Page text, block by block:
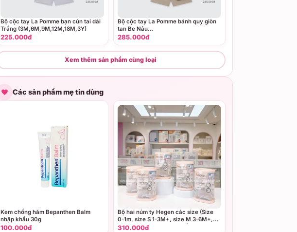
Bộ cộc tay La Pomme bạn cún tai dài
Trắng (3M,6M,9M,12M,18M,3Y)
225.000đ
Bộ cộc tay La Pomme bánh quy giòn
tan Be Nâu
(6M,9M,12M,18M,3Y,4Y,5Y)
285.000đ
Xem thêm sản phẩm cùng loại
Các sản phẩm mẹ tin dùng
Kem chống hăm Bepanthen Balm
nhập khẩu 30g
100.000đ
Bộ hai núm ty Hegen các size (Size
0-1m, size S 1-3M+, size M 3-6M+,
size L trên 6M+, size Y cắt dành cho
310.000đ